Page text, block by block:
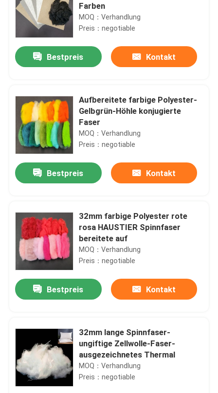
Farben
MOQ：Verhandlung
Preis：negotiable
Bestpreis Kontakt
Aufbereitete farbige Polyester-
Gelbgrün-Höhle konjugierte
Faser
MOQ：Verhandlung
Preis：negotiable
Bestpreis Kontakt
32mm farbige Polyester rote
rosa HAUSTIER Spinnfaser
bereitete auf
MOQ：Verhandlung
Preis：negotiable
Bestpreis Kontakt
32mm lange Spinnfaser-
ungiftige Zellwolle-Faser-
ausgezeichnetes Thermal
MOQ：Verhandlung
Preis：negotiable